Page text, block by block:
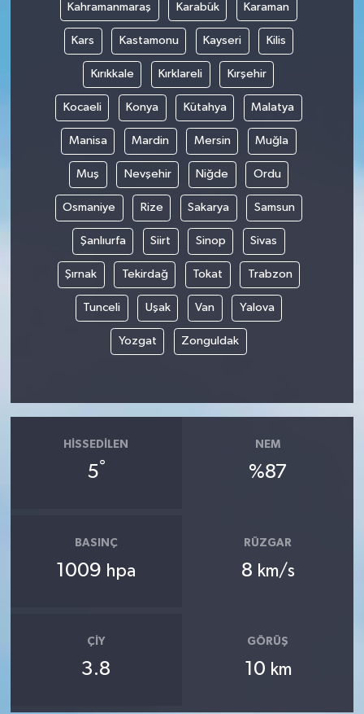
Kahramanmaraş Karabük Karaman
Kars Kastamonu Kayseri Kilis
Kırıkkale Kırklareli Kırşehir
Kocaeli Konya Kütahya Malatya
Manisa Mardin Mersin Muğla
Muş Nevşehir Niğde Ordu
Osmaniye Rize Sakarya Samsun
Şanlıurfa Siirt Sinop Sivas
Şırnak Tekirdağ Tokat Trabzon
Tunceli Uşak Van Yalova
Yozgat Zonguldak
HISSEDILEN
5°
NEM
%87
BASINÇ
1009 hpa
RÜZGAR
8 km/s
ÇIY
3.8
GÖRÜŞ
10 km